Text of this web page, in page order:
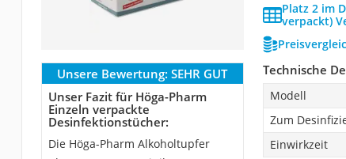
Platz 2 im
verpackt)
Unsere Bewertung: SEHR GUT
Unser Fazit für Höga-Pharm
Einzeln verpackte
Desinfektionstücher:
Die Höga-Pharm Alkoholtupfer
Technische
Modell
Zum
Einwirkzeit